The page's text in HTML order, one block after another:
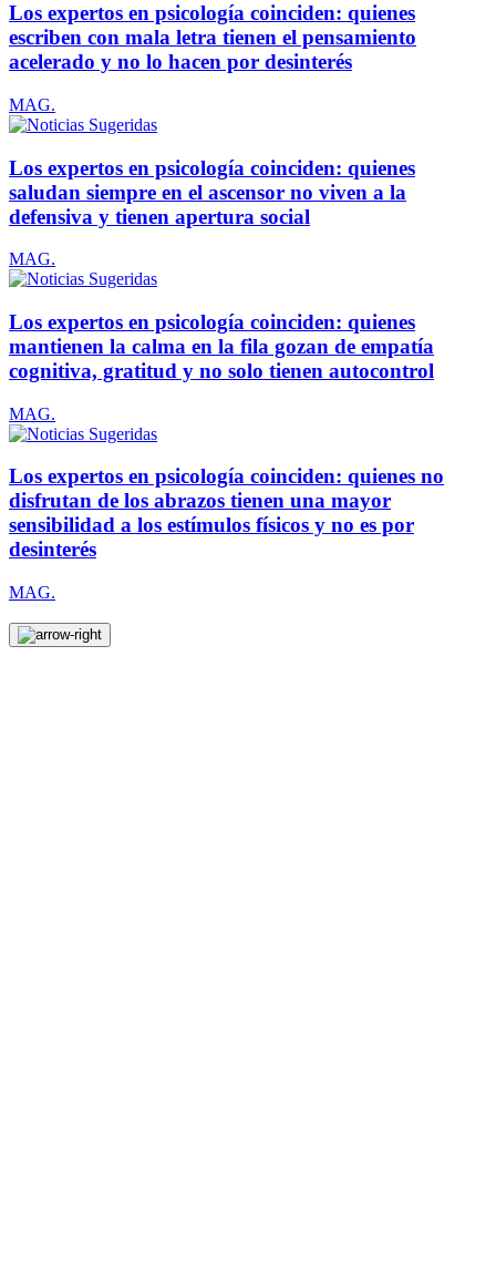
Los expertos en psicología coinciden: quienes
escriben con mala letra tienen el pensamiento
acelerado y no lo hacen por desinterés
MAG.
Los expertos en psicología coinciden: quienes
saludan siempre en el ascensor no viven a la
defensiva y tienen apertura social
MAG.
Los expertos en psicología coinciden: quienes
mantienen la calma en la fila gozan de empatía
cognitiva, gratitud y no solo tienen autocontrol
MAG.
Los expertos en psicología coinciden: quienes no
disfrutan de los abrazos tienen una mayor
sensibilidad a los estímulos físicos y no es por
desinterés
MAG.